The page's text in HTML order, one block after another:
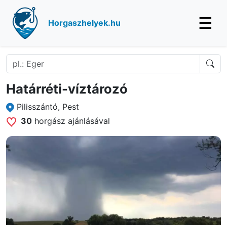
Horgaszhelyek.hu ☰
Határréti-víztározó
Pilisszántó, Pest
30 horgász ajánlásával